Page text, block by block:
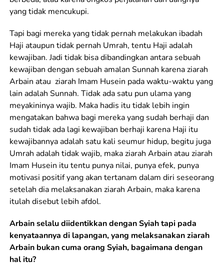
yang tidak mencukupi.
Tapi bagi mereka yang tidak pernah melakukan ibadah
Haji ataupun tidak pernah Umrah, tentu Haji adalah
kewajiban. Jadi tidak bisa dibandingkan antara sebuah
kewajiban dengan sebuah amalan Sunnah karena ziarah
Arbain atau ziarah Imam Husein pada waktu-waktu yang
lain adalah Sunnah. Tidak ada satu pun ulama yang
meyakininya wajib. Maka hadis itu tidak lebih ingin
mengatakan bahwa bagi mereka yang sudah berhaji dan
sudah tidak ada lagi kewajiban berhaji karena Haji itu
kewajibannya adalah satu kali seumur hidup, begitu juga
Umrah adalah tidak wajib, maka ziarah Arbain atau ziarah
Imam Husein itu tentu punya nilai, punya efek, punya
motivasi positif yang akan tertanam dalam diri seseorang
setelah dia melaksanakan ziarah Arbain, maka karena
itulah disebut lebih afdol.
Arbain selalu diidentikkan dengan Syiah tapi pada
kenyataannya di lapangan, yang melaksanakan ziarah
Arbain bukan cuma orang Syiah, bagaimana dengan
hal itu?